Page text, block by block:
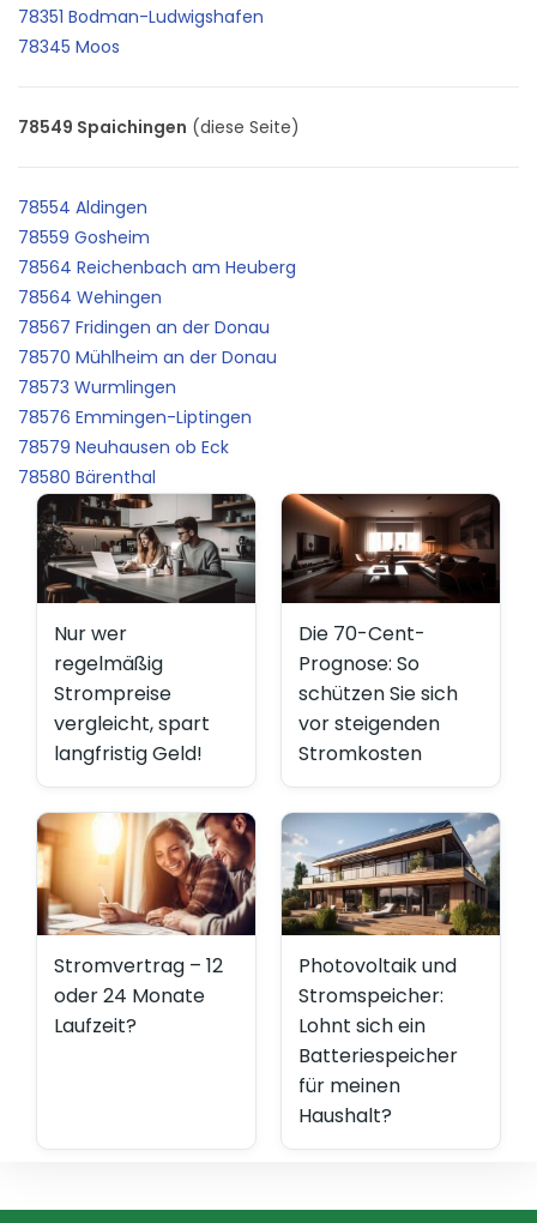
78351 Bodman-Ludwigshafen
78345 Moos
78549 Spaichingen (diese Seite)
78554 Aldingen
78559 Gosheim
78564 Reichenbach am Heuberg
78564 Wehingen
78567 Fridingen an der Donau
78570 Mühlheim an der Donau
78573 Wurmlingen
78576 Emmingen-Liptingen
78579 Neuhausen ob Eck
78580 Bärenthal
Nur wer
regelmäßig
Strompreise
vergleicht, spart
langfristig Geld!
Die 70-Cent-
Prognose: So
schützen Sie sich
vor steigenden
Stromkosten
Stromvertrag – 12
oder 24 Monate
Laufzeit?
Photovoltaik und
Stromspeicher:
Lohnt sich ein
Batteriespeicher
für meinen
Haushalt?